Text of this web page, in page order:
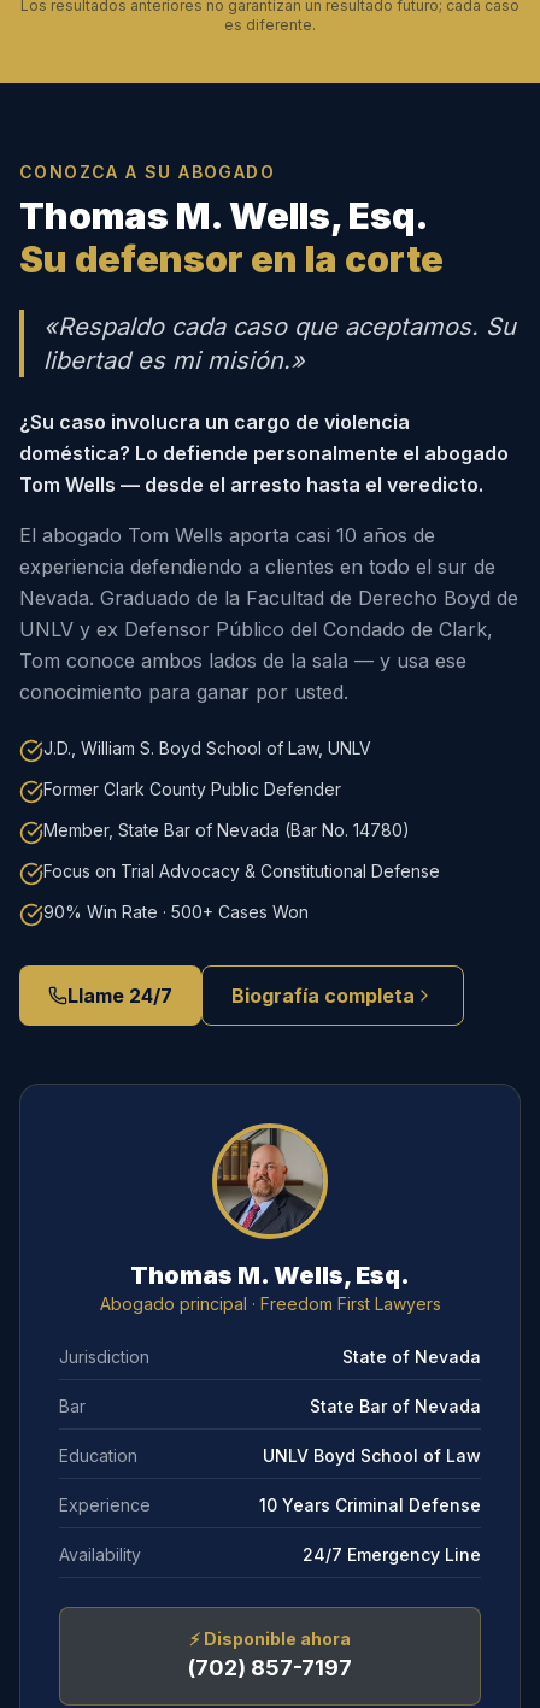
Los resultados anteriores no garantizan un resultado futuro; cada caso
es diferente.
CONOZCA A SU ABOGADO
Thomas M. Wells, Esq.
Su defensor en la corte
«Respaldo cada caso que aceptamos. Su
libertad es mi misión.»
¿Su caso involucra un cargo de violencia
doméstica? Lo defiende personalmente el abogado
Tom Wells — desde el arresto hasta el veredicto.
El abogado Tom Wells aporta casi 10 años de
experiencia defendiendo a clientes en todo el sur de
Nevada. Graduado de la Facultad de Derecho Boyd de
UNLV y ex Defensor Público del Condado de Clark,
Tom conoce ambos lados de la sala — y usa ese
conocimiento para ganar por usted.
J.D., William S. Boyd School of Law, UNLV
Former Clark County Public Defender
Member, State Bar of Nevada (Bar No. 14780)
Focus on Trial Advocacy & Constitutional Defense
90% Win Rate · 500+ Cases Won
Llame 24/7 Biografía completa
Thomas M. Wells, Esq.
Abogado principal · Freedom First Lawyers
Jurisdiction State of Nevada
Bar State Bar of Nevada
Education UNLV Boyd School of Law
Experience 10 Years Criminal Defense
Availability 24/7 Emergency Line
⚡ Disponible ahora
(702) 857-7197